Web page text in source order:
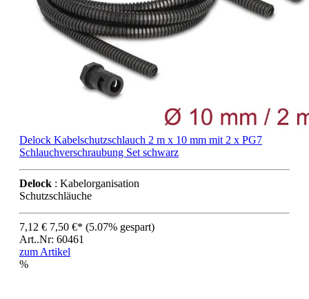
Delock Kabelschutzschlauch 2 m x 10 mm mit 2 x PG7
Schlauchverschraubung Set schwarz
Delock : Kabelorganisation
Schutzschläuche
7,12 € 7,50 €* (5.07% gespart)
Art..Nr: 60461
zum Artikel
%